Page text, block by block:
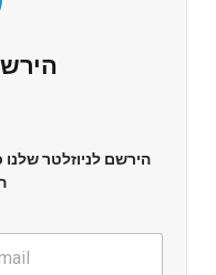
הירשם לניוזלטר